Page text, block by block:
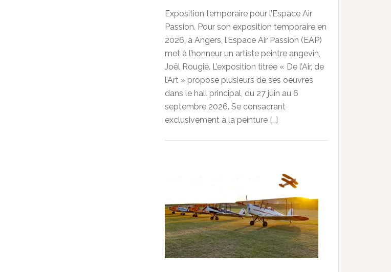
Exposition temporaire pour l’Espace Air
Passion. Pour son exposition temporaire en
2026, à Angers, l’Espace Air Passion (EAP)
met à l’honneur un artiste peintre angevin,
Joël Rougié. L’exposition titrée « De l’Air, de
l’Art » propose plusieurs de ses oeuvres
dans le hall principal, du 27 juin au 6
septembre 2026. Se consacrant
exclusivement à la peinture […]